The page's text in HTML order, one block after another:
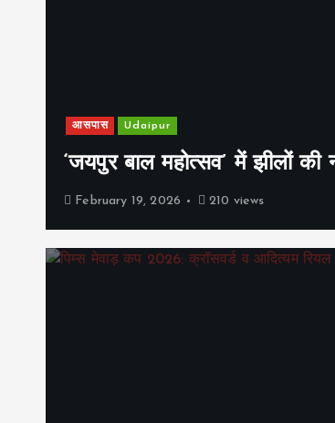
आसपास Udaipur
‘जयपुर बाल महोत्सव’ में झीलों
February 19, 2026 210 views